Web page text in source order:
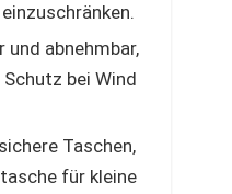
und abnehmbar,
bei Wind
Taschen,
für kleine